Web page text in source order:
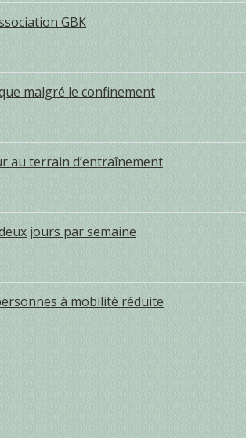
GBK
malgré le confinement
au terrain d’entraînement
jours par semaine
à mobilité réduite